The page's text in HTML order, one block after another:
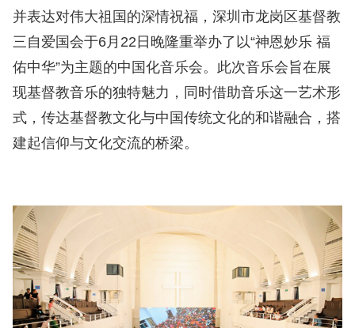
并表达对伟大祖国的深情祝福，深圳市龙岗区基督教
三自爱国会于6月22日晚隆重举办了以“神恩妙乐 福
佑中华”为主题的中国化音乐会。此次音乐会旨在展
现基督教音乐的独特魅力，同时借助音乐这一艺术形
式，传达基督教文化与中国传统文化的和谐融合，搭
建起信仰与文化交流的桥梁。